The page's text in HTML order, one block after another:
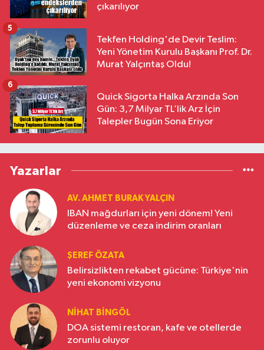
çıkarılıyor
Tekfen Holding'de Devir Teslim:
Yeni Yönetim Kurulu Başkanı Prof. Dr.
Murat Yalçıntaş Oldu!
5
Quick Sigorta Halka Arzında Son
Gün: 3,7 Milyar TL’lik Arz İçin
Talepler Bugün Sona Eriyor
6
Yazarlar
AV. AHMET BURAK YALÇIN
IBAN mağdurları için yeni dönem! Yeni
düzenleme ve ceza indirim oranları
ŞEREF ÖZATA
Belirsizlikten rekabet gücüne: Türkiye'nin
yeni ekonomi vizyonu
NIHAT BINGÖL
DOA sistemi restoran, kafe ve otellerde
zorunlu oluyor